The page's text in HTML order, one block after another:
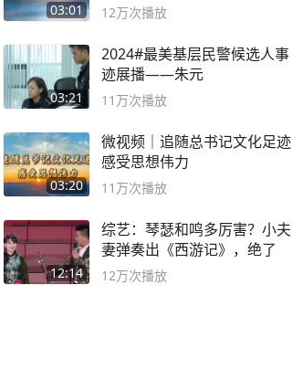
03:01 12万次播放
03:21
2024#最美基层民警候选人事
迹展播——朱元
11万次播放
03:20
微视频｜追随总书记文化足迹
感受思想伟力
11万次播放
12:14
综艺：琴瑟和鸣多厉害？小夫
妻弹奏出《西游记》，绝了
12万次播放